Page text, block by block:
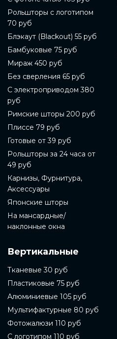
Рольшторы с логотипом
70 руб
Блэкаут (Blackout) 55 руб
Бамбуковые 75 руб
Мираж 450 руб
Без сверления 65 руб
С электроприводом 380
руб
Римские шторы 200 руб
Плиссе 79 руб
Готовые от 39 руб
Рольшторы за 24 часа от
49 руб
Карнизы, Фурнитура,
Аксессуары
Японские шторы
На мансардные/
наклонные окна
Вертикальные
Тканевые 30 руб
Пластиковые 75 руб
Алюминиевые 105 руб
Мультифактурные 80 руб
Фотожалюзи 110 руб
С логотипом 110 руб